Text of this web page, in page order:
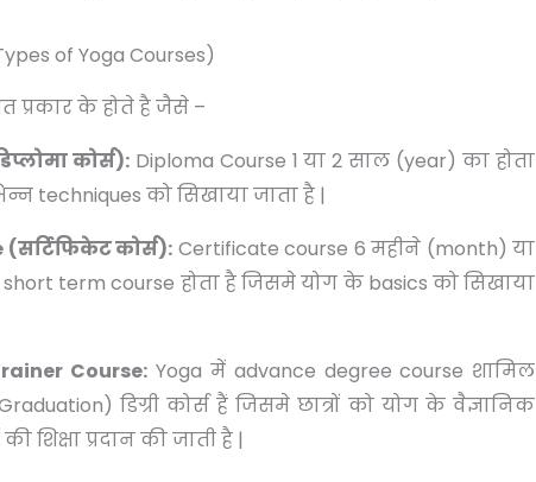
of Yoga Courses)
प्रकार के होते है जैसे –
कोर्स):Diploma Course 1 या 2 साल (year) का होता
techniques को सिखाया जाता है |
कोर्स): Certificate course 6 महीने (month) या
term course होता है जिसमे योग के basics को सिखाया
Course: Yoga में advance degree course शामिल
डिग्री कोर्स हैं जिसमे छात्रों को योग के वैज्ञानिक
शिक्षा प्रदान की जाती है |